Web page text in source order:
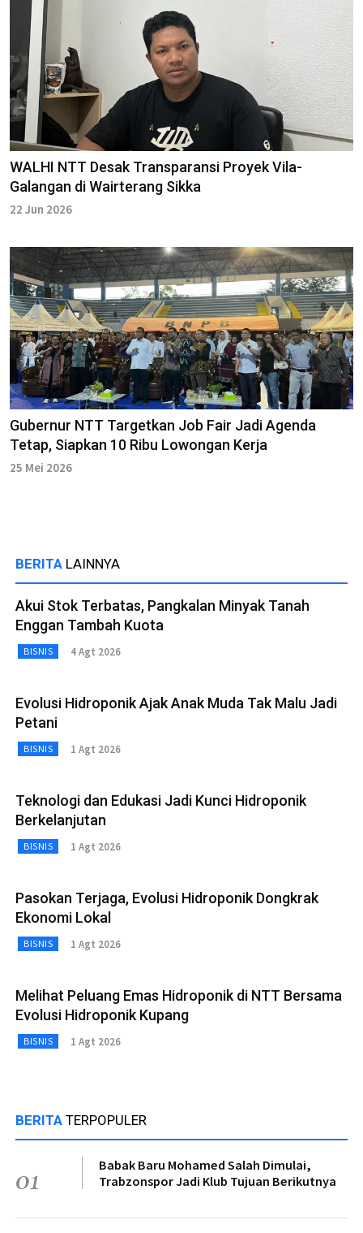
WALHI NTT Desak Transparansi Proyek Vila-
Galangan di Wairterang Sikka
22 Jun 2026
Gubernur NTT Targetkan Job Fair Jadi Agenda
Tetap, Siapkan 10 Ribu Lowongan Kerja
25 Mei 2026
BERITA LAINNYA
Akui Stok Terbatas, Pangkalan Minyak Tanah
Enggan Tambah Kuota
BISNIS 4 Agt 2026
Evolusi Hidroponik Ajak Anak Muda Tak Malu Jadi
Petani
BISNIS 1 Agt 2026
Teknologi dan Edukasi Jadi Kunci Hidroponik
Berkelanjutan
BISNIS 1 Agt 2026
Pasokan Terjaga, Evolusi Hidroponik Dongkrak
Ekonomi Lokal
BISNIS 1 Agt 2026
Melihat Peluang Emas Hidroponik di NTT Bersama
Evolusi Hidroponik Kupang
BISNIS 1 Agt 2026
BERITA TERPOPULER
01
Babak Baru Mohamed Salah Dimulai,
Trabzonspor Jadi Klub Tujuan Berikutnya